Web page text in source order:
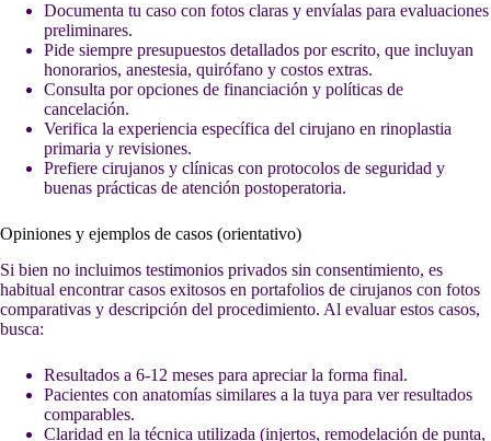
Documenta tu caso con fotos claras y envíalas para evaluaciones
preliminares.
Pide siempre presupuestos detallados por escrito, que incluyan
honorarios, anestesia, quirófano y costos extras.
Consulta por opciones de financiación y políticas de
cancelación.
Verifica la experiencia específica del cirujano en rinoplastia
primaria y revisiones.
Prefiere cirujanos y clínicas con protocolos de seguridad y
buenas prácticas de atención postoperatoria.
Opiniones y ejemplos de casos (orientativo)
Si bien no incluimos testimonios privados sin consentimiento, es
habitual encontrar casos exitosos en portafolios de cirujanos con fotos
comparativas y descripción del procedimiento. Al evaluar estos casos,
busca:
Resultados a 6-12 meses para apreciar la forma final.
Pacientes con anatomías similares a la tuya para ver resultados
comparables.
Claridad en la técnica utilizada (injertos, remodelación de punta,